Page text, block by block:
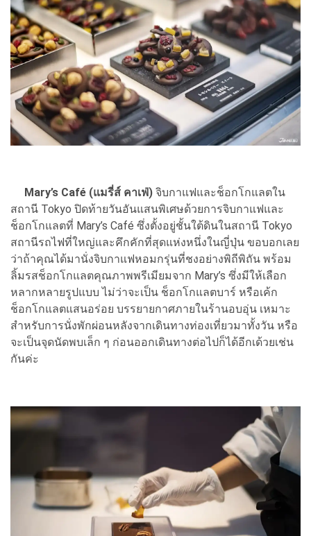
Mary’s Café (แมรี่ส์ คาเฟ่) จิบกาแฟและช็อกโกแลตใน
สถานี Tokyo ปิดท้ายวันอันแสนพิเศษด้วยการจิบกาแฟและ
ช็อกโกแลตที่ Mary’s Café ซึ่งตั้งอยู่ชั้นใต้ดินในสถานี Tokyo
สถานีรถไฟที่ใหญ่และคึกคักที่สุดแห่งหนึ่งในญี่ปุ่น ขอบอกเลย
ว่าถ้าคุณได้มานั่งจิบกาแฟหอมกรุ่นที่ชงอย่างพิถีพิถัน พร้อม
ลิ้มรสช็อกโกแลตคุณภาพพรีเมียมจาก Mary’s ซึ่งมีให้เลือก
หลากหลายรูปแบบ ไม่ว่าจะเป็น ช็อกโกแลตบาร์ หรือเค้ก
ช็อกโกแลตแสนอร่อย บรรยายกาศภายในร้านอบอุ่น เหมาะ
สำหรับการนั่งพักผ่อนหลังจากเดินทางท่องเที่ยวมาทั้งวัน หรือ
จะเป็นจุดนัดพบเล็ก ๆ ก่อนออกเดินทางต่อไปก็ได้อีกเด้วยเช่น
กันค่ะ